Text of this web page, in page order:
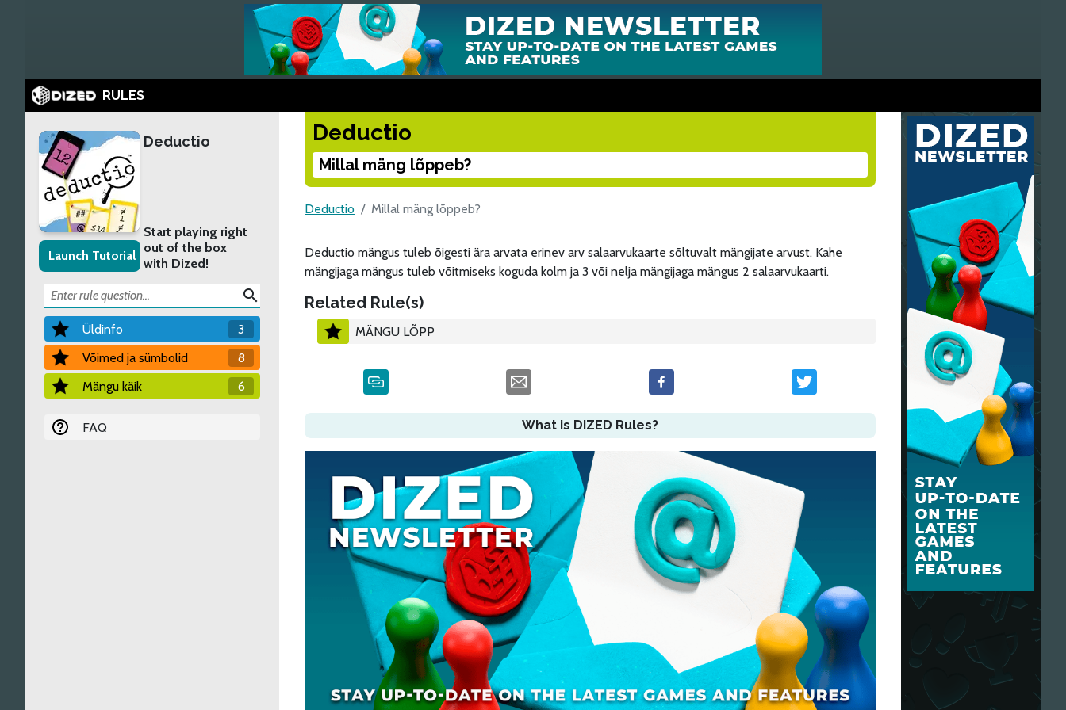
RULES
Launch Tutorial
Deductio
Start playing right
out of the box
with Dized!
search
Üldinfo
3
Võimed ja sümbolid
8
Mängu käik
6
FAQ
Deductio
Millal mäng lõppeb?
Deductio Millal mäng lõppeb?
Deductio mängus tuleb õigesti ära arvata erinev arv salaarvukaarte sõltuvalt mängijate arvust. Kahe
mängijaga mängus tuleb võitmiseks koguda kolm ja 3 või nelja mängijaga mängus 2 salaarvukaarti.
Related Rule(s)
MÄNGU LÕPP
What is DIZED Rules?